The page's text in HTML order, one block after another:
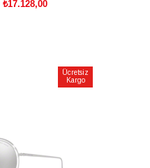
₺17.128,00
Ücretsiz
Kargo